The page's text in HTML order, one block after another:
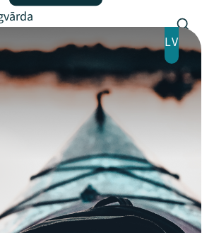
Festivāls
Programma
Arhīvs
Viņi bija LAMPĀ 2026
Jaunumi
Ziedo
Veikals
LV